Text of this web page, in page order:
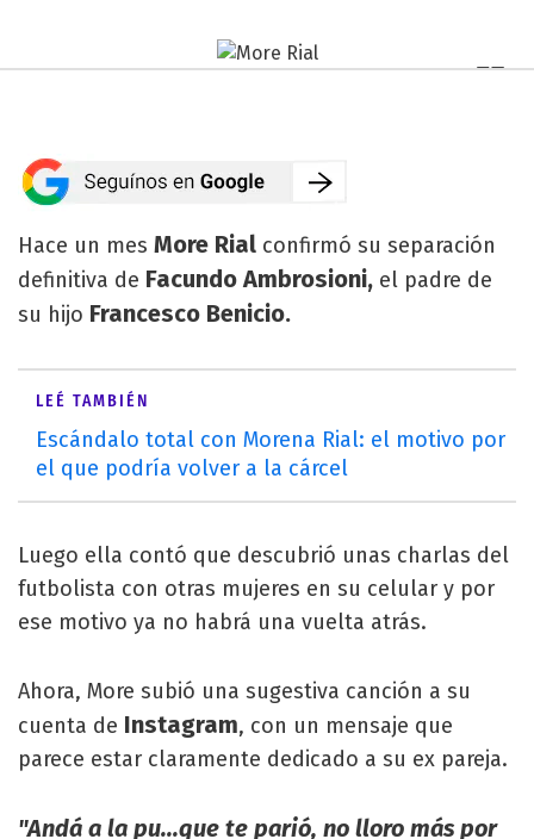
Hace un mes More Rial confirmó su separación
definitiva de Facundo Ambrosioni, el padre de
su hijo Francesco Benicio.
LEÉ TAMBIÉN
Escándalo total con Morena Rial: el motivo por
el que podría volver a la cárcel
Luego ella contó que descubrió unas charlas del
futbolista con otras mujeres en su celular y por
ese motivo ya no habrá una vuelta atrás.
Ahora, More subió una sugestiva canción a su
cuenta de Instagram, con un mensaje que
parece estar claramente dedicado a su ex pareja.
"Andá a la pu...que te parió, no lloro más por